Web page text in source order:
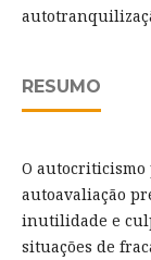
RESUMO
O autocriticismo
autoavaliação
inutilidade e
situações de